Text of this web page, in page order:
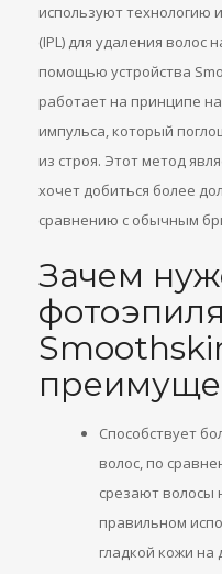
используют технологию
(IPL) для удаления волос
помощью устройства
работает на принципе
импульса, который
из строя. Этот метод
хочет добиться более
сравнению с обычным
Зачем
Способствует
волос, по
срезают волосы
правильном
гладкой кожи на